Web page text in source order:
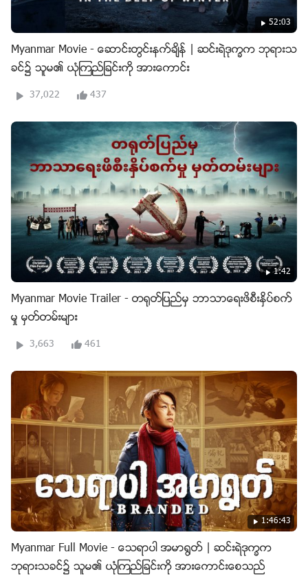
52:03
Myanmar Movie - ေဆာင္းတြင္းနက္ခ်ိန္ | ဆင္းရဲဒုကၡက ဘုရားသ
ခင္၌ သူမ၏ ယုံၾကည္ျခင္းကို အားေကာင္း
37,022 437
1:42
Myanmar Movie Trailer - တ႐ုတ္ျပည္မွ ဘာသာေရးဖိစီးႏွိပ္စက္
မႈ မွတ္တမ္းမ်ား
3,663 461
1:46:43
Myanmar Full Movie - ေသရာပါ အမာ႐ြတ္ | ဆင္းရဲဒုကၡက
ဘုရားသခင္၌ သူမ၏ ယုံၾကည္ျခင္းကို အားေကာင္းေစသည္